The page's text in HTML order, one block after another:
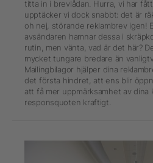
titta in i brevlådan. Hurra, vi har
upptäcker vi dock snabbt: det är
oh nej, störande reklambrev igen!
avsändaren hamnar dessa i
rutin, men vänta, vad är det här?
mycket tungare bredare än
Mailingbilagor hjälper dina
det första hindret, att ens blir
att få mer uppmärksamhet av dina
responsquoten kraftigt.